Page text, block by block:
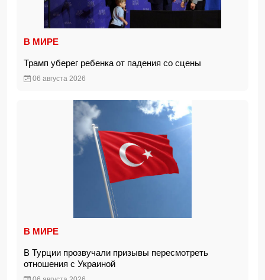
В МИРЕ
Трамп уберег ребенка от падения со сцены
06 августа 2026
В МИРЕ
В Турции прозвучали призывы пересмотреть
отношения с Украиной